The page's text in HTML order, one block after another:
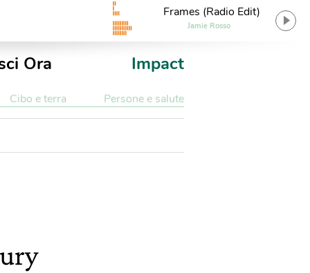
Frames (Radio Edit)
Jamie Rosso
Ora Impact
Cibo e terra Persone e salute